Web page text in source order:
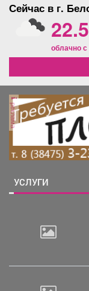
Сейчас в г.
облачно
реклама
УСЛУГИ